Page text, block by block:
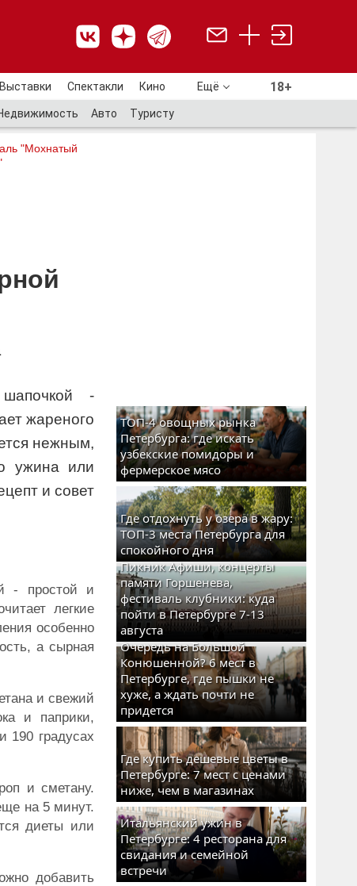
Выставки Спектакли Кино Ещё 18+
Авто Туристу
"Мохнатый
-
жареного
нежным,
ужина или
и совет
- простой и
легкие
особенно
а сырная
и свежий
и паприки,
190 градусах
и сметану.
на 5 минут.
диеты или
добавить
ТОП-4 овощных рынка
Петербурга: где искать
узбекские помидоры и
фермерское мясо
Где отдохнуть у озера в жару:
ТОП-3 места Петербурга для
спокойного дня
Пикник Афиши, концерты
памяти Горшенева,
фестиваль клубники: куда
пойти в Петербурге 7-13
августа
Очередь на Большой
Конюшенной? 6 мест в
Петербурге, где пышки не
хуже, а ждать почти не
придется
Где купить дешевые цветы в
Петербурге: 7 мест с ценами
ниже, чем в магазинах
Итальянский ужин в
Петербурге: 4 ресторана для
свидания и семейной
встречи